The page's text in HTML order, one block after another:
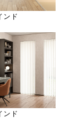
ンド
ンド